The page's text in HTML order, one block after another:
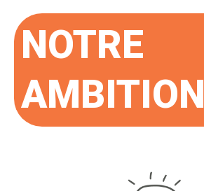
NOTRE
AMBITION